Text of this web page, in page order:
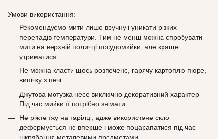
Умови використання:
Рекомендуємо мити лише вручну і уникати різких
перепадів температури. Тим не менш можна спробувати
мити на верхній поличці посудомийки, але краще
утриматися
Не можна класти щось розпечене, гарячу картоплю пюре,
випічку з печі
Джутова мотузка несе виключно декоративний характер.
Під час мийки її потрібно знімати.
Не ріжте їжу на тарілці, адже використане скло
деформується не вперше і може поцарапатися під час
шкрябання металевими предметами.